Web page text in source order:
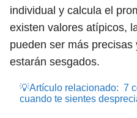
individual y calcula el
existen valores atípicos,
pueden ser más
estarán sesgados.
💡Artículo relacionado: 7
cuando te sientes